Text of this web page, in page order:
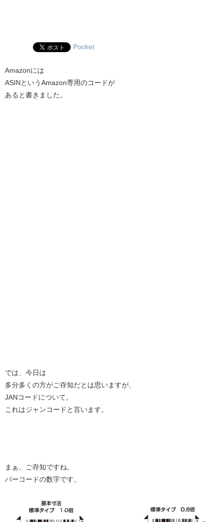
Pocket
Amazonには
ASINというAmazon専用のコードが
あると書きました。
では、今日は
多分多くの方がご存知だとは思いますが、
JANコードについて。
これはジャンコードと言います。
まぁ、ご存知ですね。
バーコードの数字です。